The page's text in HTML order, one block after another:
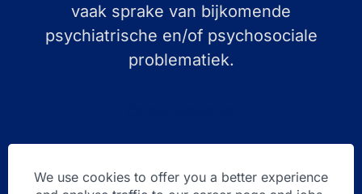
vaak sprake van bijkomende
psychiatrische en/of psychosociale
problematiek.
We use cookies to offer you a better experience